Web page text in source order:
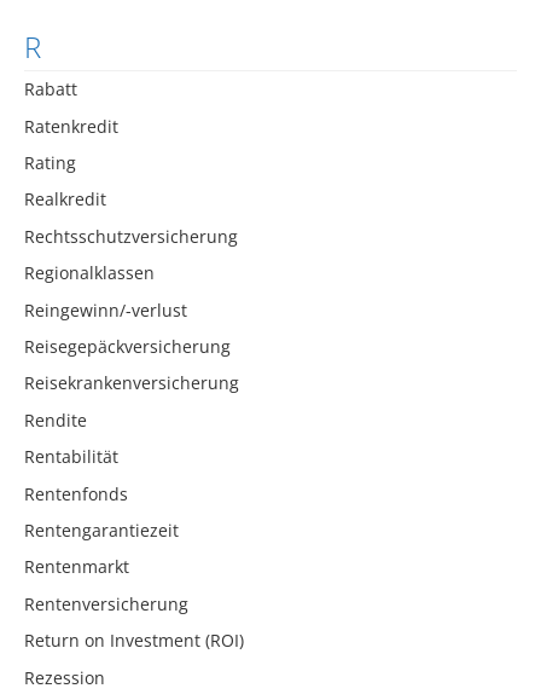
R
Rabatt
Ratenkredit
Rating
Realkredit
Rechtsschutzversicherung
Regionalklassen
Reingewinn/-verlust
Reisegepäckversicherung
Reisekrankenversicherung
Rendite
Rentabilität
Rentenfonds
Rentengarantiezeit
Rentenmarkt
Rentenversicherung
Return on Investment (ROI)
Rezession